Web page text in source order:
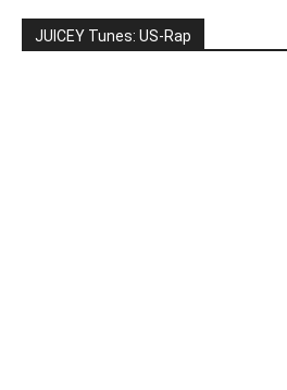
JUICEY Tunes: US-Rap